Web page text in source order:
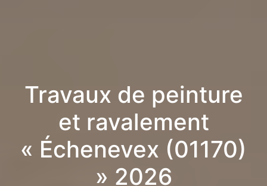
Travaux de peinture
et ravalement
« Échenevex (01170)
» 2026